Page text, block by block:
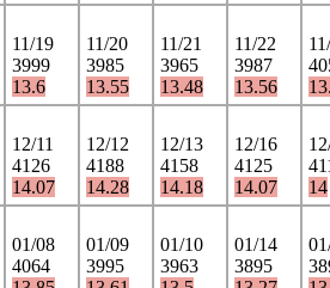
11/19
3999
13.6
11/20
3985
13.55
11/21
3965
13.48
11/22
3987
13.56
12/11
4126
14.07
12/12
4188
14.28
12/13
4158
14.18
12/16
4125
14.07
14
01/08
4064
01/09
3995
01/10
3963
01/14
3895